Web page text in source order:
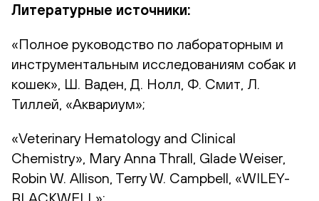
Литературные источники:
«Полное руководство по лабораторным и
инструментальным исследованиям собак и
кошек», Ш. Ваден, Д. Нолл, Ф. Смит, Л.
Тиллей, «Аквариум»;
«Veterinary Hematology and Clinical
Chemistry», Mary Anna Thrall, Glade Weiser,
Robin W. Allison, Terry W. Campbell, «WILEY-
BLACKWELL»;